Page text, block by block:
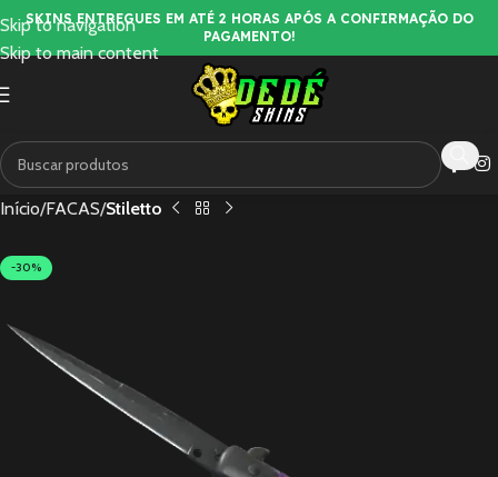
Skip to navigation
Skip to main content
SKINS ENTREGUES EM ATÉ 2 HORAS APÓS A CONFIRMAÇÃO DO
PAGAMENTO!
Início FACAS Stiletto
-30%